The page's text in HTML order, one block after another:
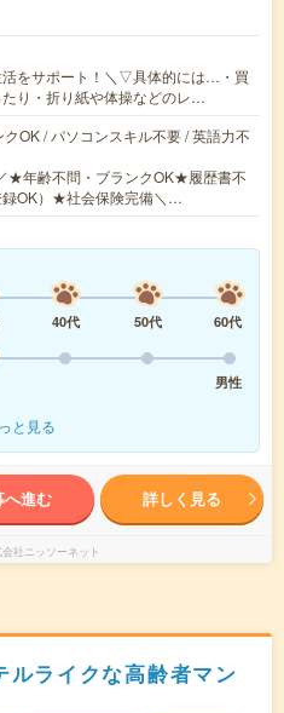
活をサポート！＼▽具体的には…・買
り・折り紙や体操などのレ…
OK / パソコンスキル不要 / 英語力不
★年齢不問・ブランクOK★履歴書不
録OK）★社会保険完備＼…
40代 50代
60代
男性
と見る
へ進む 詳しく見る
社ニッソーネット
ルライクな高齢者マン